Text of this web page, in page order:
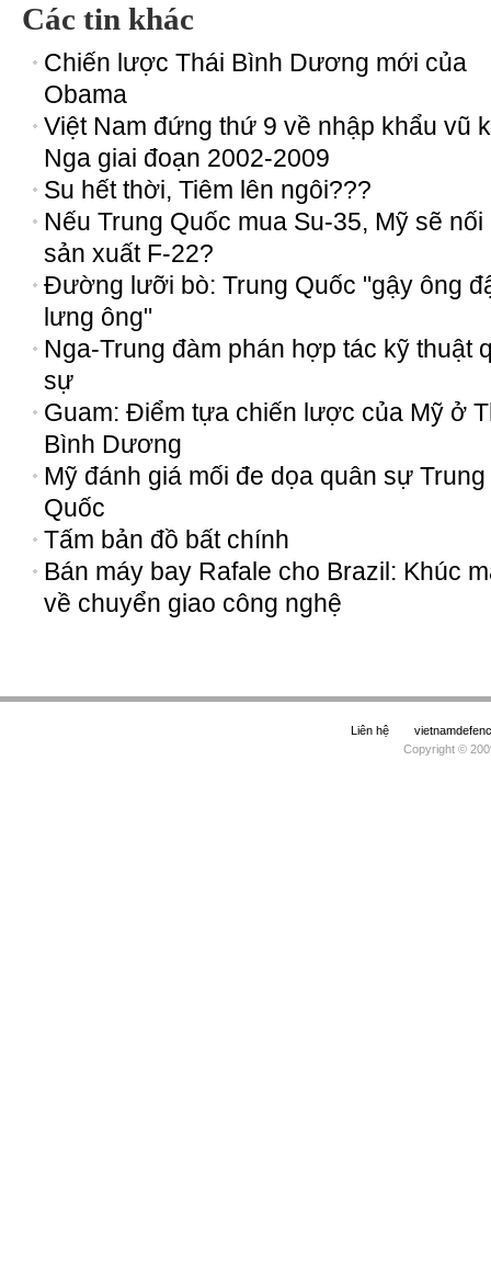
Các tin khác
Chiến lược Thái Bình Dương mới của
Obama
Việt Nam đứng thứ 9 về nhập khẩu vũ
Nga giai đoạn 2002-2009
Su hết thời, Tiêm lên ngôi???
Nếu Trung Quốc mua Su-35, Mỹ sẽ nối
sản xuất F-22?
Đường lưỡi bò: Trung Quốc "gậy ông
lưng ông"
Nga-Trung đàm phán hợp tác kỹ thuật
sự
Guam: Điểm tựa chiến lược của Mỹ ở
Bình Dương
Mỹ đánh giá mối đe dọa quân sự Trung
Quốc
Tấm bản đồ bất chính
Bán máy bay Rafale cho Brazil: Khúc
về chuyển giao công nghệ
Liên hệ
Copyright ©